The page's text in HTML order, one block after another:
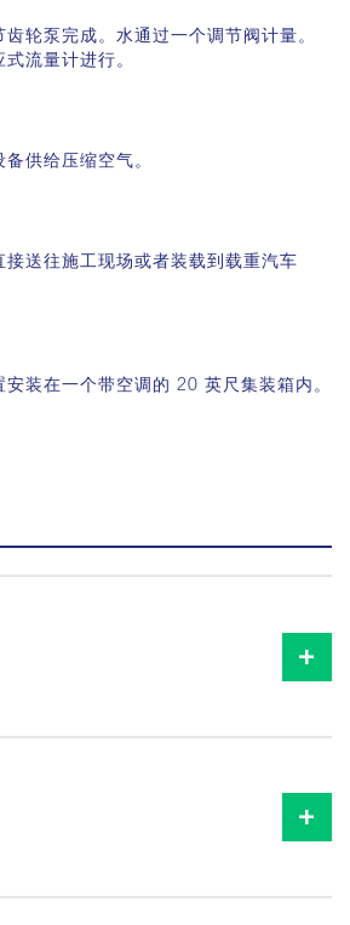
车上，可以提供配备单元锁栓和集成
轮泵完成。水通过一个调节阀计量。
流量计进行。
供给压缩空气。
送往施工现场或者装载到载重汽车
装在一个带空调的 20 英尺集装箱内。